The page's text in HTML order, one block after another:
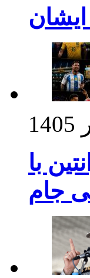
ایشان
دیدار آرژانتین با
جام